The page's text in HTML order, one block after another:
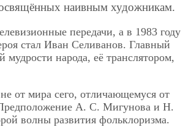
наивным художникам.
передачи, а в 1983 году
стал Иван Селиванов. Главный
народа, её транслятором,
от мира сего, отличающемуся от
Предположение А. С. Мигунова и Н.
волны развития фольклоризма.